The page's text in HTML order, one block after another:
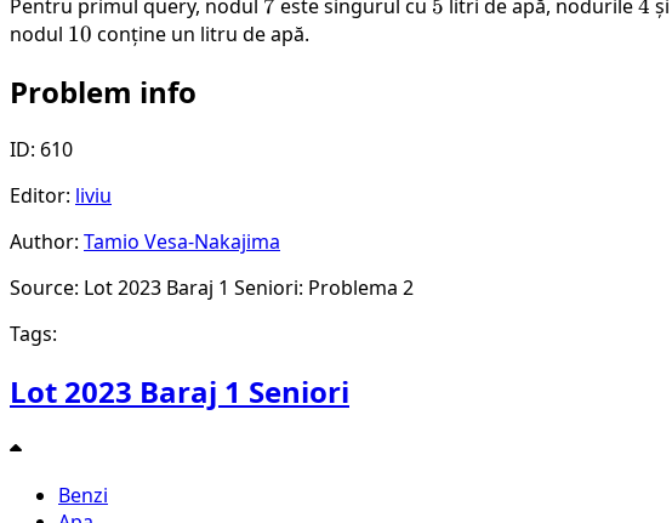
Pentru primul query, nodul 7
7este singurul cu 5
5 litri de apă, nodurile4
4 și
nodul 10
10 conține un litru de apă.
Problem info
ID: 610
Editor: liviu
Author: Tamio Vesa-Nakajima
Source: Lot 2023 Baraj 1 Seniori: Problema 2
Tags:
Lot 2023 Baraj 1 Seniori
Benzi